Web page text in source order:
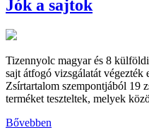
Jók a sajtok
Tizennyolc magyar és 8
sajt átfogó vizsgálatát
Zsírtartalom szempontjából 19
terméket teszteltek, melyek
Bővebben